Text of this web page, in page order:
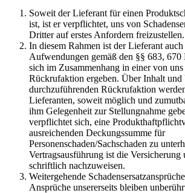
Soweit der Lieferant für einen
ist, ist er verpflichtet, uns von
Dritter auf erstes Anfordern freizustellen.
In diesem Rahmen ist der Lieferant
Aufwendungen gemäß den §§ 683, 670
sich im Zusammenhang in einer von
Rückrufaktion ergeben. Über Inhalt und
durchzuführenden Rückrufaktion
Lieferanten, soweit möglich und
ihm Gelegenheit zur Stellungnahme
verpflichtet sich, eine
ausreichenden Deckungssumme für
Personenschaden/Sachschaden zu
Vertragsausführung ist die Versicherung
schriftlich nachzuweisen.
Weitergehende
Ansprüche unsererseits bleiben